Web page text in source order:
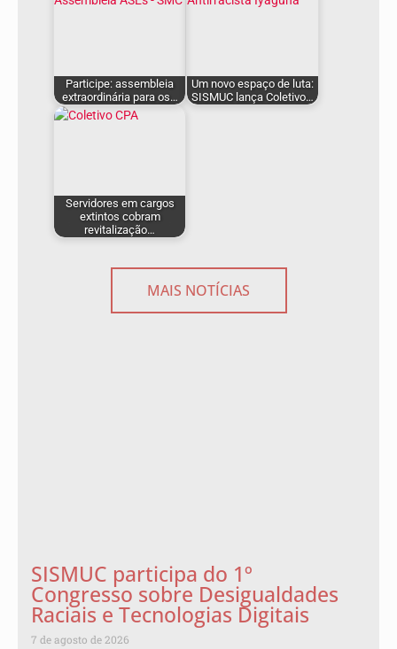
Participe: assembleia
extraordinária para os…
Um novo espaço de luta:
SISMUC lança Coletivo…
Servidores em cargos
extintos cobram
revitalização…
MAIS NOTÍCIAS
SISMUC participa do 1º
Congresso sobre Desigualdades
Raciais e Tecnologias Digitais
7 de agosto de 2026